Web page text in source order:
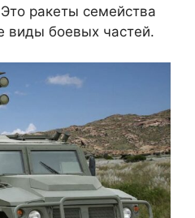
ракеты семейства
боевых частей.